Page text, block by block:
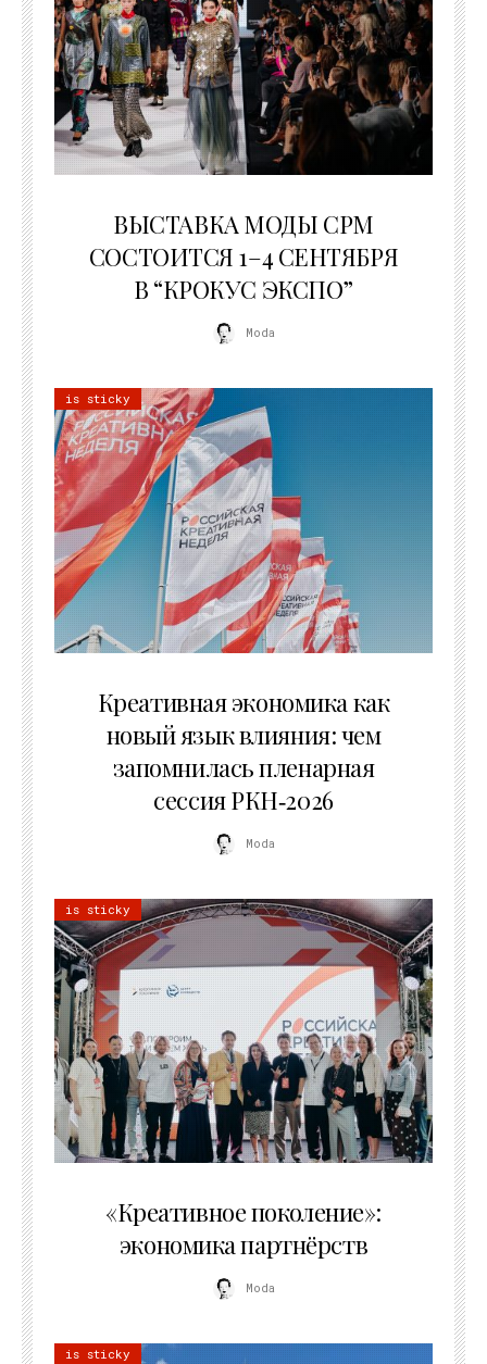
ВЫСТАВКА МОДЫ CPM
СОСТОИТСЯ 1–4 СЕНТЯБРЯ
В “КРОКУС ЭКСПО”
Moda
is sticky
Креативная экономика как
новый язык влияния: чем
запомнилась пленарная
сессия РКН‑2026
Moda
is sticky
«Креативное поколение»:
экономика партнёрств
Moda
is sticky